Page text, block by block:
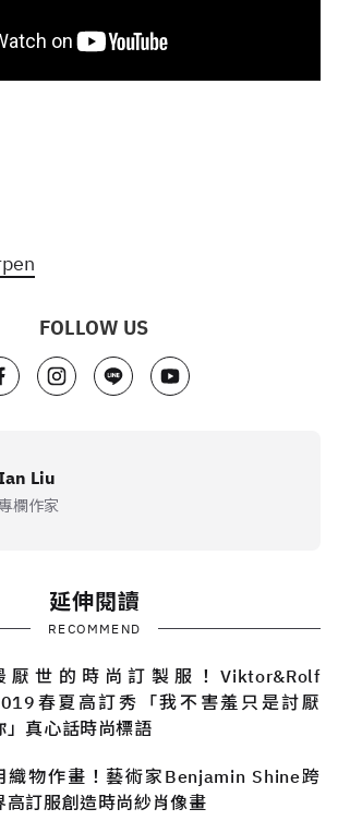
FOLLOW US
Liu
欄作家
延伸閱讀
RECOMMEND
厭世的時尚訂製服！Viktor&Rolf
春夏高訂秀「我不害羞只是討厭
」真心話時尚標語
織物作畫！藝術家Benjamin Shine跨
高訂服創造時尚紗肖像畫